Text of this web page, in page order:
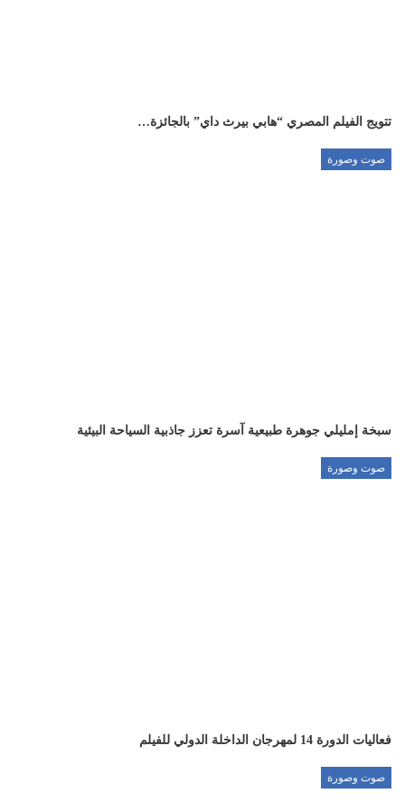
تتويج الفيلم المصري “هابي بيرث داي” بالجائزة…
صوت وصورة
سبخة إمليلي جوهرة طبيعية آسرة تعزز جاذبية السياحة البيئية
صوت وصورة
فعاليات الدورة 14 لمهرجان الداخلة الدولي للفيلم
صوت وصورة